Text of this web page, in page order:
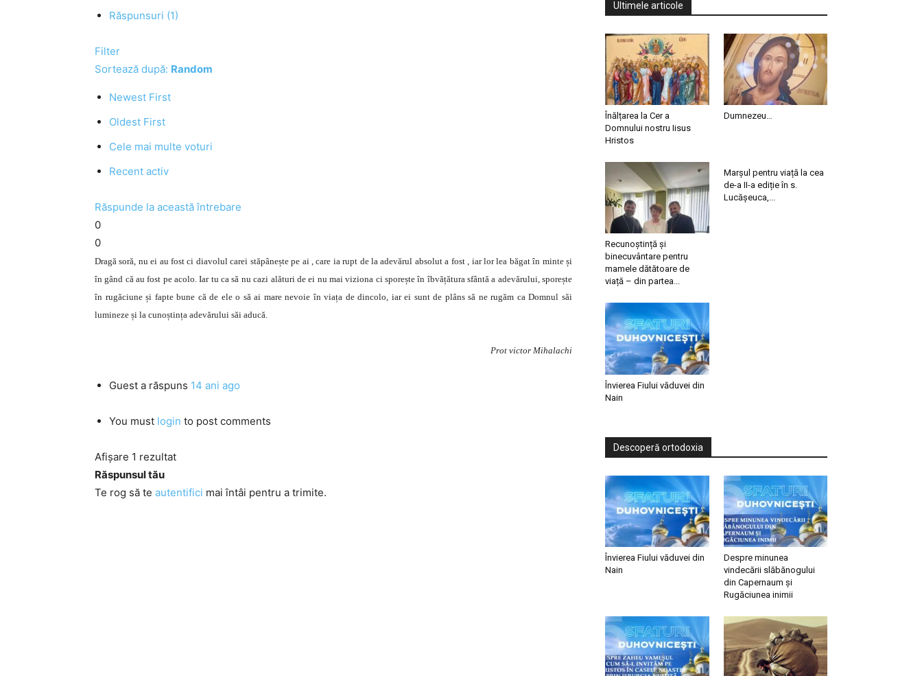
Răspunsuri (1)
Filter
Sortează după: Random
Newest First
Oldest First
Cele mai multe voturi
Recent activ
Răspunde la această întrebare
0
0
Dragă soră, nu ei au fost ci diavolul carei stăpânește pe ai , care ia rupt de la adevărul absolut a fost , iar lor lea băgat în minte și
în gând că au fost pe acolo. Iar tu ca să nu cazi alături de ei nu mai viziona ci sporește în îbvățătura sfântă a adevărului, sporește
în rugăciune și fapte bune că de ele o să ai mare nevoie în viața de dincolo, iar ei sunt de plâns să ne rugăm ca Domnul săi
lumineze și la cunoștința adevărului săi aducă.
Prot victor Mihalachi
Guest a răspuns 14 ani ago
You must login to post comments
Afișare 1 rezultat
Răspunsul tău
Te rog să te autentifici mai întâi pentru a trimite.
Ultimele articole
Înălțarea la Cer a
Domnului nostru Iisus
Hristos
Dumnezeu…
Recunoștință și
binecuvântare pentru
mamele dătătoare de
viață – din partea...
Marșul pentru viață la cea
de-a II-a ediție în s.
Lucășeuca,...
Învierea Fiului văduvei din
Nain
Descoperă ortodoxia
Învierea Fiului văduvei din
Nain
Despre minunea
vindecării slăbănogului
din Capernaum și
Rugăciunea inimii